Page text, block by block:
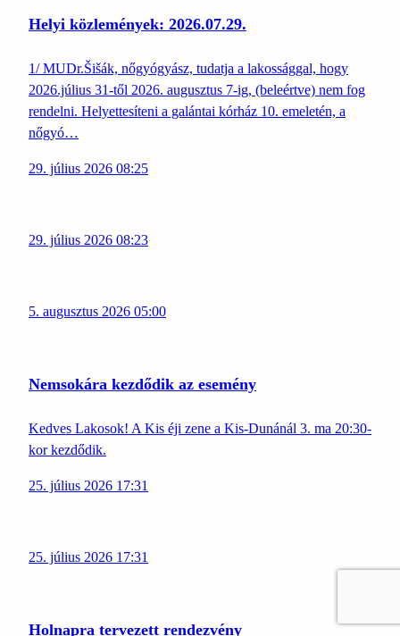
Helyi közlemények: 2026.07.29.
1/ MUDr.Šišák, nőgyógyász, tudatja a lakossággal, hogy
2026.július 31-től 2026. augusztus 7-ig, (beleértve) nem fog
rendelni. Helyettesíteni a galántai kórház 10. emeletén, a
nőgyó…
29. július 2026 08:25
29. július 2026 08:23
5. augusztus 2026 05:00
Nemsokára kezdődik az esemény
Kedves Lakosok! A Kis éji zene a Kis-Dunánál 3. ma 20:30-
kor kezdődik.
25. július 2026 17:31
25. július 2026 17:31
Holnapra tervezett rendezvény